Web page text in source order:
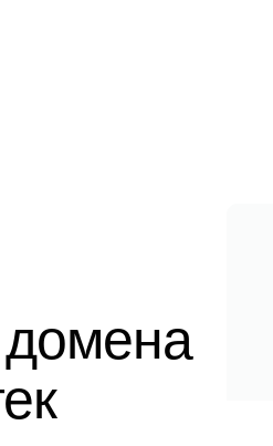
домена